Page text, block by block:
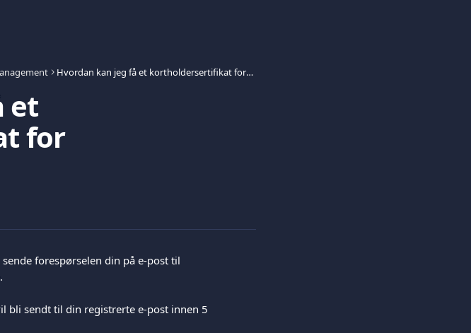
Hvordan kan jeg få et kortholdersertifikat for kortet mitt?
et
for
forespørselen din på e-post til
bli sendt til din registrerte e-post innen 5